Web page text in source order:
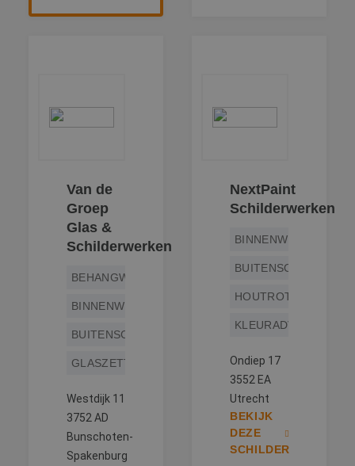
Van de
Groep
Glas &
Schilderwerken
BEHANGWERK
BINNENWERK
BUITENSCHILDERWERK
GLASZETTEN
Westdijk 11
3752 AD
Bunschoten-
Spakenburg
NextPaint
Schilderwerken
BINNENWERK
HOUTROTREPARATIE
KLEURADVIES
Ondiep 17
3552 EA
Utrecht
BEKIJK
DEZE
SCHILDER